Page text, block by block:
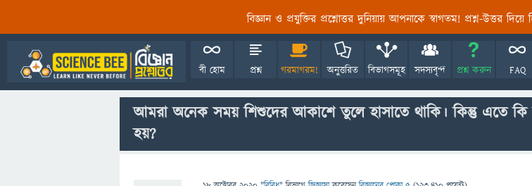
বিজ্ঞান ও প্রযুক্তির প্রশ্নোত্তর দুনিয়ায় আপনাকে স্বাগতম! প্রশ্ন-উত্তর দিয়ে
বী হোম প্রশ্ন গরমাগরম! অনুত্তরিত বিভাগসমূহ সদস্যবৃন্দ প্রশ্ন করুন FAQ
আমরা অনেক সময় শিশুদের আকাশে তুলে হাসাতে থাকি। কিন্তু এতে কি
হয়?